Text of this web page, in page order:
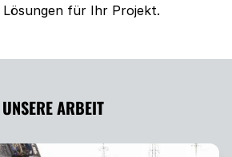
Lösungen für Ihr Projekt.
UNSERE ARBEIT